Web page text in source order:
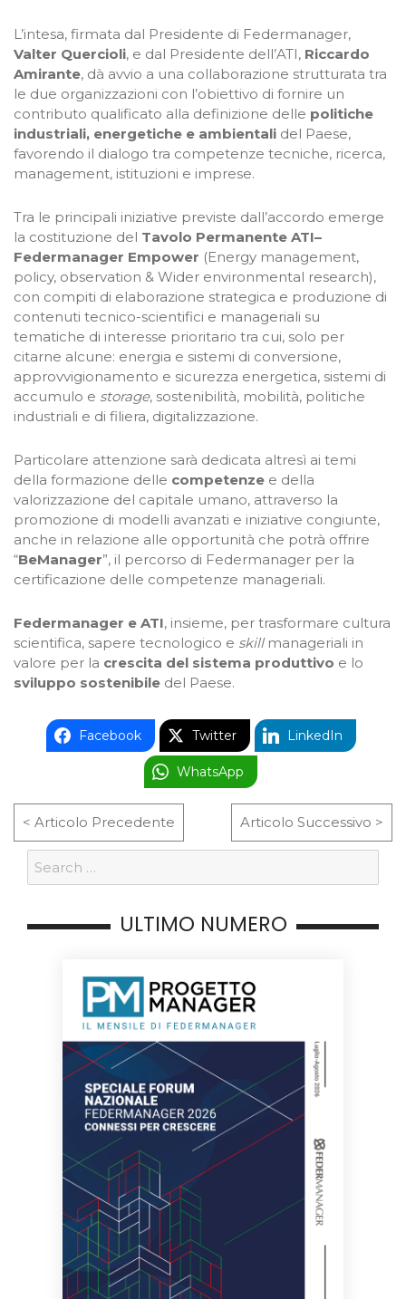
L’intesa, firmata dal Presidente di Federmanager,
Valter Quercioli, e dal Presidente dell’ATI, Riccardo
Amirante, dà avvio a una collaborazione strutturata tra
le due organizzazioni con l’obiettivo di fornire un
contributo qualificato alla definizione delle politiche
industriali, energetiche e ambientali del Paese,
favorendo il dialogo tra competenze tecniche, ricerca,
management, istituzioni e imprese.
Tra le principali iniziative previste dall’accordo emerge
la costituzione del Tavolo Permanente ATI–
Federmanager Empower (Energy management,
policy, observation & Wider environmental research),
con compiti di elaborazione strategica e produzione di
contenuti tecnico-scientifici e manageriali su
tematiche di interesse prioritario tra cui, solo per
citarne alcune: energia e sistemi di conversione,
approvvigionamento e sicurezza energetica, sistemi di
accumulo e storage, sostenibilità, mobilità, politiche
industriali e di filiera, digitalizzazione.
Particolare attenzione sarà dedicata altresì ai temi
della formazione delle competenze e della
valorizzazione del capitale umano, attraverso la
promozione di modelli avanzati e iniziative congiunte,
anche in relazione alle opportunità che potrà offrire
“BeManager”, il percorso di Federmanager per la
certificazione delle competenze manageriali.
Federmanager e ATI, insieme, per trasformare cultura
scientifica, sapere tecnologico e skill manageriali in
valore per la crescita del sistema produttivo e lo
sviluppo sostenibile del Paese.
Facebook Twitter LinkedIn
WhatsApp
< Articolo Precedente Articolo Successivo >
ULTIMO NUMERO